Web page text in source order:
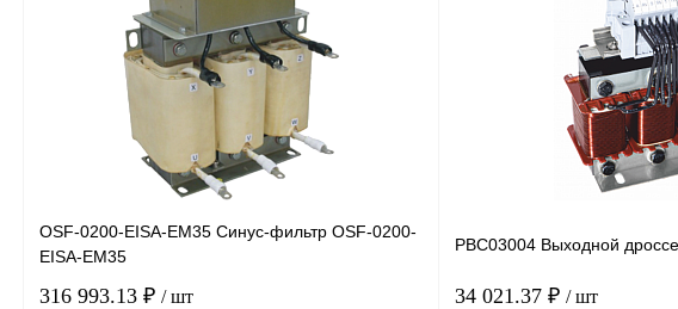
OSF-0200-EISA-EM35 Синус-фильтр OSF-0200-
EISA-EM35
316 993.13 ₽ / шт
PBC03004 Выходной
34 021.37 ₽ / шт